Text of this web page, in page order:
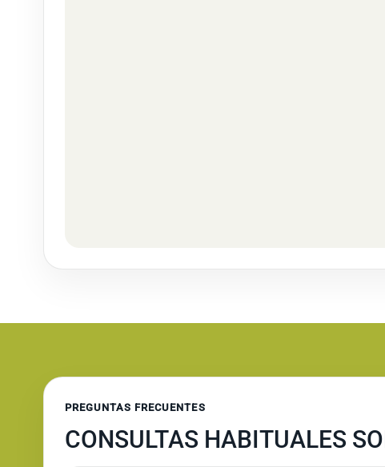
PREGUNTAS FRECUENTES
CONSULTAS HABITUALES